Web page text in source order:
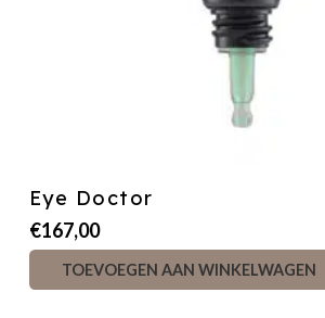
Eye Doctor
€167,00
TOEVOEGEN AAN WINKELWAGEN